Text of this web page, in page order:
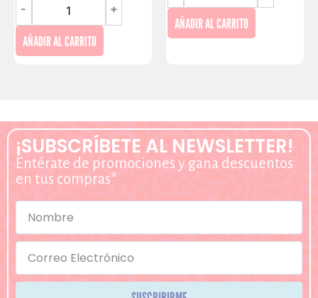
- +
AÑADIR AL CARRITO
AÑADIR AL CARRITO
¡SUBSCRÍBETE AL NEWSLETTER!
Entérate de promociones y gana descuentos
en tus compras*